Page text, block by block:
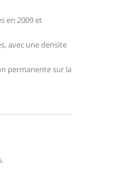
en 2009 et
avec une densite
permanente sur la